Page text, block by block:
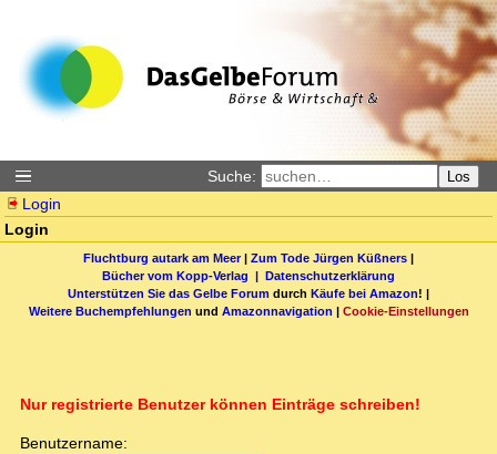
Suche: Los
Login
Login
Fluchtburg autark am Meer| Zum Tode Jürgen Küßners |
Bücher vom Kopp-Verlag | Datenschutzerklärung
Unterstützen Sie das Gelbe Forum durch Käufe bei Amazon! |
Weitere Buchempfehlungen und Amazonnavigation | Cookie-Einstellungen
Nur registrierte Benutzer können Einträge schreiben!
Benutzername: